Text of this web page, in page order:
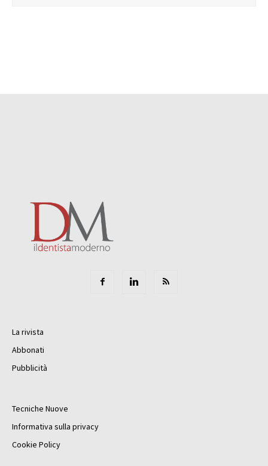
La rivista
Abbonati
Pubblicità
Tecniche Nuove
Informativa sulla privacy
Cookie Policy